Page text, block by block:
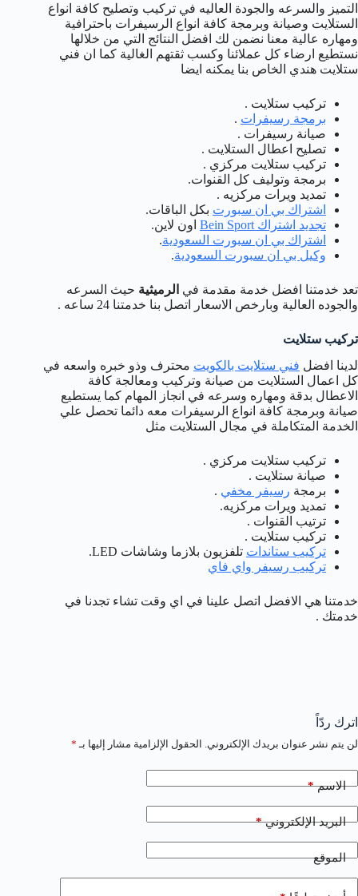
التميز والسرعه والجودة العاليه في تركيب وتصليح كافة انواع
الستلايت وصيانة وبرمجة كافة انواع الرسيفرات باحترافية
ومهاره عالية معنا نضمن لك افضل النتائج التي من خلالها
نستطيع ارضاء كل عملائنا وكسب ثقتهم الغالية كما ان فني
ستلايت هندي الخاص بنا يمكنه ايضا
تركيب ستلايت .
برمجة رسيفرات .
صيانة رسيفرات .
تصليح اعطال الستلايت .
تركيب ستلايت مركزي .
برمجة وتوليف كل القنوات.
تمديد ويرات مركزيه .
اشتراك بي ان سبورت بكل الباقات.
تجديد اشتراك Bein Sport
اون لاين.
اشتراك بي ان سبورت السعودية.
وكيل بي ان سبورت السعودية.
تعد خدمتنا افضل خدمة مقدمة في الرميثية حيث السرعه
والجوده العالية وبارخص الاسعار اتصل بنا خدمتنا 24 ساعه .
تركيب ستلايت
لدينا افضل فني ستلايت بالكويت محترف وذو خبره واسعه في
كل اعمال الستلايت من صيانة وتركيب ومعالجة كافة
الاعطال بدقة ومهاره وسرعه في انجاز المهام كما يستطيع
صيانة وبرمجة كافة انواع الرسيفرات معه دائما تحصل علي
الخدمة المتكاملة في مجال الستلايت مثل
تركيب ستلايت مركزي .
صيانة ستلايت .
برمجة رسيفر مخفي .
تمديد ويرات مركزيه.
ترتيب القنوات .
تركيب ستلايت .
تركيب ستاندات تلفزيون بلازما وشاشات LED.
تركيب رسيفر واي فاي
خدمتنا هي الافضل اتصل علينا في اي وقت تشاء تجدنا في
خدمتك .
اترك ردّاً
لن يتم نشر عنوان بريدك الإلكتروني. الحقول الإلزامية مشار إليها بـ *
الاسم*
البريد الإلكتروني*
الموقع